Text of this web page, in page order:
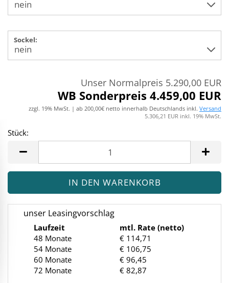
Sockel:
Unser Normalpreis 5.290,00 EUR
WB Sonderpreis 4.459,00 EUR
zzgl. 19% MwSt. | ab 200,00€ netto innerhalb Deutschlands inkl. Versand
5.306,21 EUR inkl. 19% MwSt.
Stück:
unser Leasingvorschlag
Laufzeit
mtl. Rate (netto)
48 Monate
€ 114,71
54 Monate
€ 106,75
60 Monate
€ 96,45
72 Monate
€ 82,87